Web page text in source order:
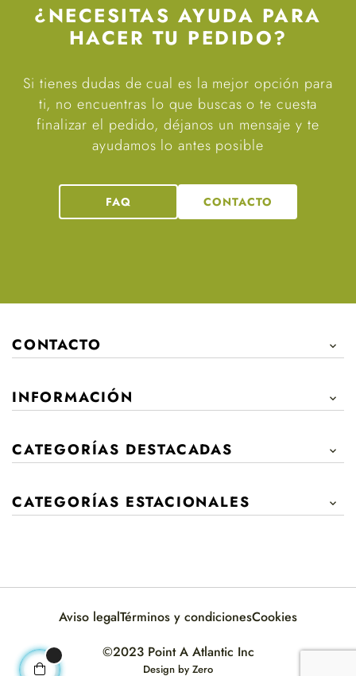
¿NECESITAS AYUDA PARA
HACER TU PEDIDO?
Si tienes dudas de cual es la mejor opción para
ti, no encuentras lo que buscas o te cuesta
finalizar el pedido, déjanos un mensaje y te
ayudamos lo antes posible
FAQ CONTACTO
CONTACTO 
INFORMACIÓN 
CATEGORÍAS DESTACADAS 
CATEGORÍAS ESTACIONALES 
©2023 Point A Atlantic Inc
Design by Zero
Aviso legalTérminos y condicionesCookies